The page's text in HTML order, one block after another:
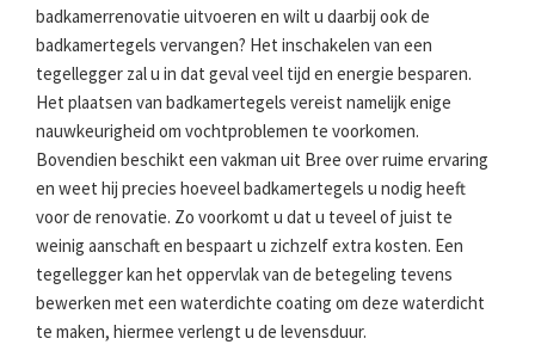
badkamerrenovatie uitvoeren en wilt u daarbij ook de
badkamertegels vervangen? Het inschakelen van een
tegellegger zal u in dat geval veel tijd en energie besparen.
Het plaatsen van badkamertegels vereist namelijk enige
nauwkeurigheid om vochtproblemen te voorkomen.
Bovendien beschikt een vakman uit Bree over ruime ervaring
en weet hij precies hoeveel badkamertegels u nodig heeft
voor de renovatie. Zo voorkomt u dat u teveel of juist te
weinig aanschaft en bespaart u zichzelf extra kosten. Een
tegellegger kan het oppervlak van de betegeling tevens
bewerken met een waterdichte coating om deze waterdicht
te maken, hiermee verlengt u de levensduur.